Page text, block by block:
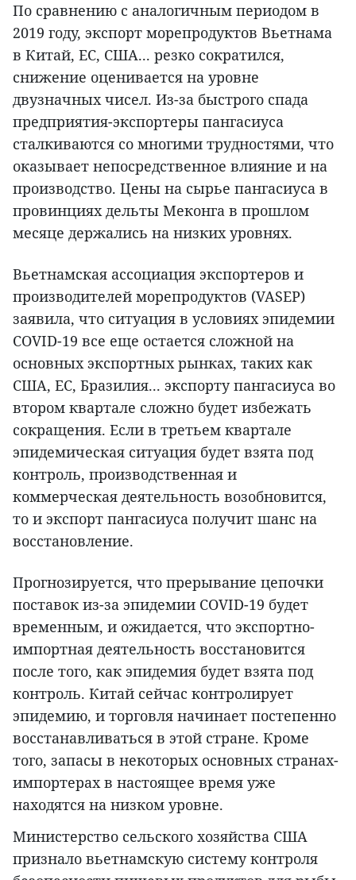
По сравнению с аналогичным периодом в
2019 году, экспорт морепродуктов Вьетнама
в Китай, ЕС, США... резко сократился,
снижение оценивается на уровне
двузначных чисел. Из-за быстрого спада
предприятия-экспортеры пангасиуса
сталкиваются со многими трудностями, что
оказывает непосредственное влияние и на
производство. Цены на сырье пангасиуса в
провинциях дельты Меконга в прошлом
месяце держались на низких уровнях.
Вьетнамская ассоциация экспортеров и
производителей морепродуктов (VASEP)
заявила, что ситуация в условиях эпидемии
COVID-19 все еще остается сложной на
основных экспортных рынках, таких как
США, ЕС, Бразилия... экспорту пангасиуса во
втором квартале сложно будет избежать
сокращения. Если в третьем квартале
эпидемическая ситуация будет взята под
контроль, производственная и
коммерческая деятельность возобновится,
то и экспорт пангасиуса получит шанс на
восстановление.
Прогнозируется, что прерывание цепочки
поставок из-за эпидемии COVID-19 будет
временным, и ожидается, что экспортно-
импортная деятельность восстановится
после того, как эпидемия будет взята под
контроль. Китай сейчас контролирует
эпидемию, и торговля начинает постепенно
восстанавливаться в этой стране. Кроме
того, запасы в некоторых основных странах-
импортерах в настоящее время уже
находятся на низком уровне.
Министерство сельского хозяйства США
признало вьетнамскую систему контроля